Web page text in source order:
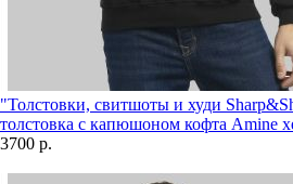
"Толстовки, свитшоты и худи
толстовка с капюшоном кофта Amine
3700 р.